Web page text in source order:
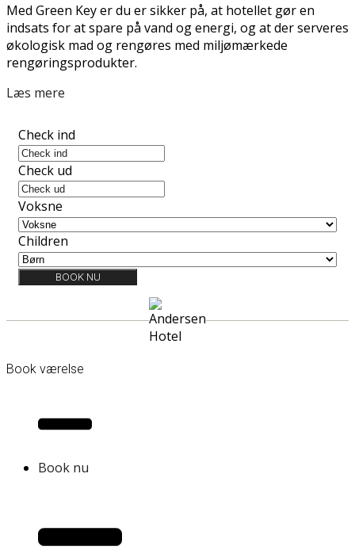
Med Green Key er du er sikker på, at hotellet gør en
indsats for at spare på vand og energi, og at der serveres
økologisk mad og rengøres med miljømærkede
rengøringsprodukter.
Læs mere
Check ind
Check ud
Voksne
Children
BOOK NU
Book værelse
Book nu